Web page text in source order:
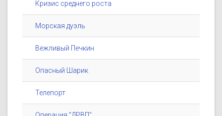
Кризис среднего роста
Морская дуэль
Вежливый Печкин
Опасный Шарик
Телепорт